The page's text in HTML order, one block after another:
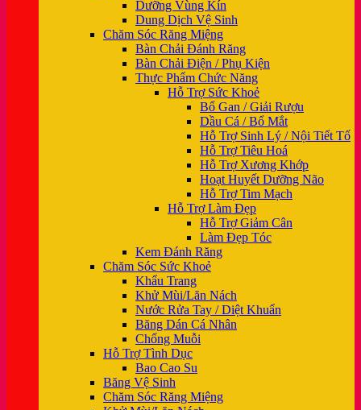
Dưỡng Vùng Kín
Dung Dịch Vệ Sinh
Chăm Sóc Răng Miệng
Bàn Chải Đánh Răng
Bàn Chải Điện / Phụ Kiện
Thực Phẩm Chức Năng
Hỗ Trợ Sức Khoẻ
Bổ Gan / Giải Rượu
Dầu Cá / Bổ Mắt
Hỗ Trợ Sinh Lý / Nội Tiết Tố
Hỗ Trợ Tiêu Hoá
Hỗ Trợ Xương Khớp
Hoạt Huyết Dưỡng Não
Hỗ Trợ Tim Mạch
Hỗ Trợ Làm Đẹp
Hỗ Trợ Giảm Cân
Làm Đẹp Tóc
Kem Đánh Răng
Chăm Sóc Sức Khoẻ
Khẩu Trang
Khử Mùi/Lăn Nách
Nước Rửa Tay / Diệt Khuẩn
Băng Dán Cá Nhân
Chống Muỗi
Hỗ Trợ Tình Dục
Bao Cao Su
Băng Vệ Sinh
Chăm Sóc Răng Miệng